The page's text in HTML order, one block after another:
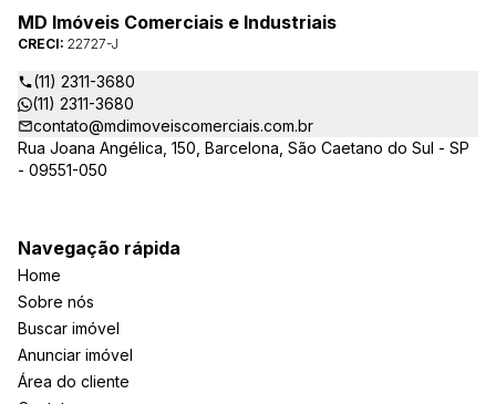
atender de verdade a sua necessidade!
MD Imóveis Comerciais e Industriais
CRECI: 22727-J
(11) 2311-3680
(11) 2311-3680
contato@mdimoveiscomerciais.com.br
Rua Joana Angélica, 150, Barcelona, São Caetano do Sul - SP
- 09551-050
Navegação rápida
Home
Sobre nós
Buscar imóvel
Anunciar imóvel
Área do cliente